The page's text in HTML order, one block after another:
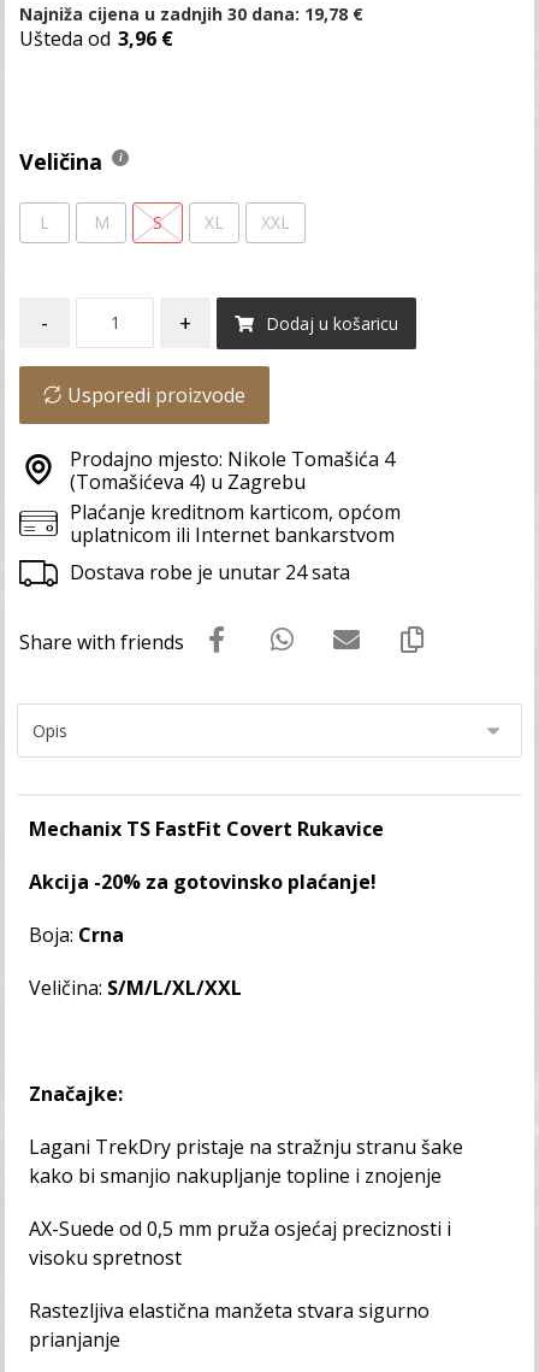
Najniža cijena u zadnjih 30 dana: 19,78 €
Ušteda od 3,96 €
Veličina
L M S XL XXL
- + Dodaj u košaricu
Usporedi proizvode
Prodajno mjesto: Nikole Tomašića 4
(Tomašićeva 4) u Zagrebu
Plaćanje kreditnom karticom, općom
uplatnicom ili Internet bankarstvom
Dostava robe je unutar 24 sata
Mechanix TS FastFit Covert Rukavice
Akcija -20% za gotovinsko plaćanje!
Boja: Crna
Veličina: S/M/L/XL/XXL
Značajke:
Lagani TrekDry pristaje na stražnju stranu šake
kako bi smanjio nakupljanje topline i znojenje
AX-Suede od 0,5 mm pruža osjećaj preciznosti i
visoku spretnost
Rastezljiva elastična manžeta stvara sigurno
prianjanje